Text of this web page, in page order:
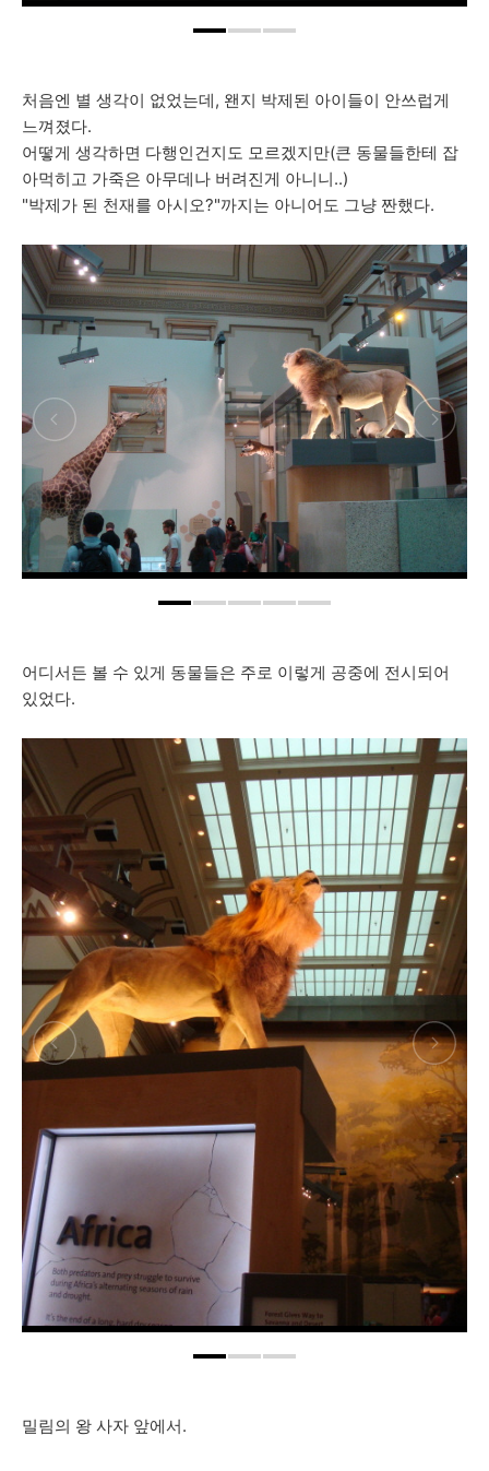
처음엔 별 생각이 없었는데, 왠지 박제된 아이들이 안쓰럽게
느껴졌다.
어떻게 생각하면 다행인건지도 모르겠지만(큰 동물들한테 잡
아먹히고 가죽은 아무데나 버려진게 아니니..)
"박제가 된 천재를 아시오?"까지는 아니어도 그냥 짠했다.
어디서든 볼 수 있게 동물들은 주로 이렇게 공중에 전시되어
있었다.
밀림의 왕 사자 앞에서.